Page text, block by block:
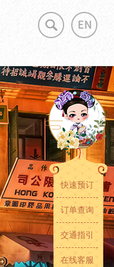
快速预订
订单查询
交通指引
在线客服